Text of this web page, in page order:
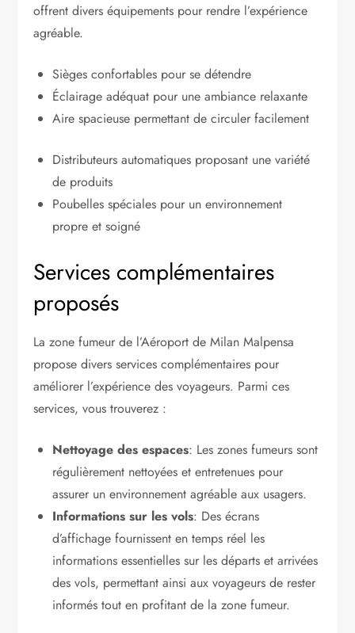
offrent divers équipements pour rendre l’expérience
agréable.
Sièges confortables pour se détendre
Éclairage adéquat pour une ambiance relaxante
Aire spacieuse permettant de circuler facilement
Distributeurs automatiques proposant une variété
de produits
Poubelles spéciales pour un environnement
propre et soigné
Services complémentaires
proposés
La zone fumeur de l’Aéroport de Milan Malpensa
propose divers services complémentaires pour
améliorer l’expérience des voyageurs. Parmi ces
services, vous trouverez :
Nettoyage des espaces: Les zones fumeurs sont
régulièrement nettoyées et entretenues pour
assurer un environnement agréable aux usagers.
Informations sur les vols: Des écrans
d’affichage fournissent en temps réel les
informations essentielles sur les départs et arrivées
des vols, permettant ainsi aux voyageurs de rester
informés tout en profitant de la zone fumeur.